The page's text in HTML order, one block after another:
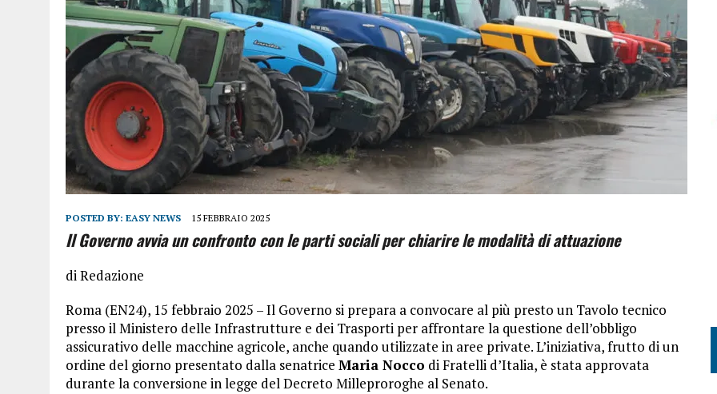
POSTED BY: EASY NEWS 15 FEBBRAIO 2025
Il Governo avvia un confronto con le parti sociali per chiarire le modalità di attuazione
di Redazione
Roma (EN24), 15 febbraio 2025 – Il Governo si prepara a convocare al più presto un Tavolo tecnico
presso il Ministero delle Infrastrutture e dei Trasporti per affrontare la questione dell’obbligo
assicurativo delle macchine agricole, anche quando utilizzate in aree private. L’iniziativa, frutto di un
ordine del giorno presentato dalla senatrice Maria Nocco di Fratelli d’Italia, è stata approvata
durante la conversione in legge del Decreto Milleproroghe al Senato.